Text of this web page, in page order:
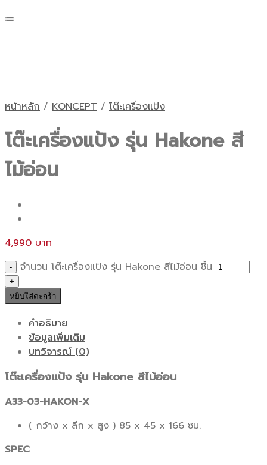
หน้าหลัก / KONCEPT / โต๊ะเครื่องแป้ง
โต๊ะเครื่องแป้ง รุ่น Hakone สี
ไม้อ่อน
4,990
จำนวน โต๊ะเครื่องแป้ง รุ่น Hakone สีไม้อ่อน ชิ้น
หยิบใส่ตะกร้า
คำอธิบาย
ข้อมูลเพิ่มเติม
บทวิจารณ์ (0)
โต๊ะเครื่องแป้ง รุ่น Hakone สีไม้อ่อน
A33-03-HAKON-X
( กว้าง x ลึก x สูง ) 85 x 45 x 166 ซม.
SPEC